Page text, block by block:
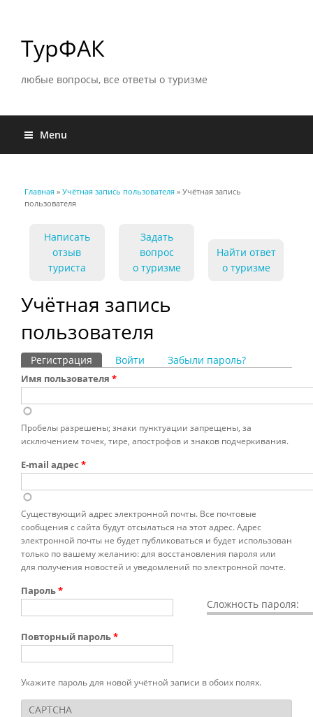
ТурФАК
любые вопросы, все ответы о туризме
Menu
Вы здесь
Главная » Учётная запись пользователя » Учётная запись
пользователя
Написать
отзыв
туриста
Задать
вопрос
о туризме
Найти ответ
о туризме
Учётная запись
пользователя
Главные вкладки
Регистрация (активная вкладка)
Войти Забыли пароль?
Имя пользователя *
Пробелы разрешены; знаки пунктуации запрещены, за
исключением точек, тире, апострофов и знаков подчеркивания.
E-mail адрес *
Существующий адрес электронной почты. Все почтовые
сообщения с сайта будут отсылаться на этот адрес. Адрес
электронной почты не будет публиковаться и будет использован
только по вашему желанию: для восстановления пароля или
для получения новостей и уведомлений по электронной почте.
Сложность пароля:
Пароль*
Повторный пароль*
Укажите пароль для новой учётной записи в обоих полях.
CAPTCHA